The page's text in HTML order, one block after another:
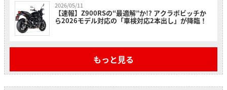
2026/05/11
【速報】Z900RSの“最適解”か!? アクラポビッチか
ら2026モデル対応の「車検対応2本出し」が降臨！
もっと見る